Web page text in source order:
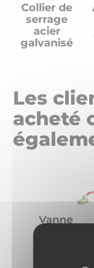
Collier de
serrage
acier
galvanisé
Les
acheté
Vanne